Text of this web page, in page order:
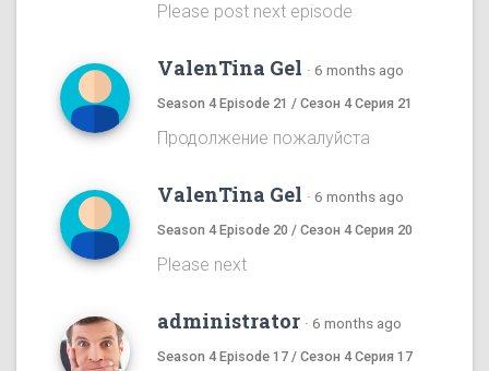
Please post next episode
ValenTina Gel · 6 months ago
Season 4 Episode 21 / Сезон 4 Серия 21
Продолжение пожалуйста
ValenTina Gel · 6 months ago
Season 4 Episode 20 / Сезон 4 Серия 20
Please next
administrator · 6 months ago
Season 4 Episode 17 / Сезон 4 Серия 17